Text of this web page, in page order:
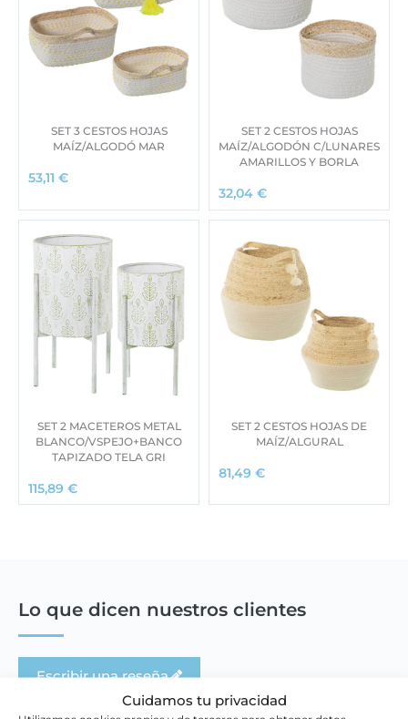
Cuidamos tu privacidad
SET 3 CESTOS HOJAS
MAÍZ/ALGODÓ MAR
53,11 €
SET 2 CESTOS HOJAS
MAÍZ/ALGODÓN C/LUNARES
AMARILLOS Y BORLA
32,04 €
SET 2 MACETEROS METAL
BLANCO/VSPEJO+BANCO
TAPIZADO TELA GRI
115,89 €
SET 2 CESTOS HOJAS DE
MAÍZ/ALGURAL
81,49 €
Lo que dicen nuestros clientes
Escribir una reseña